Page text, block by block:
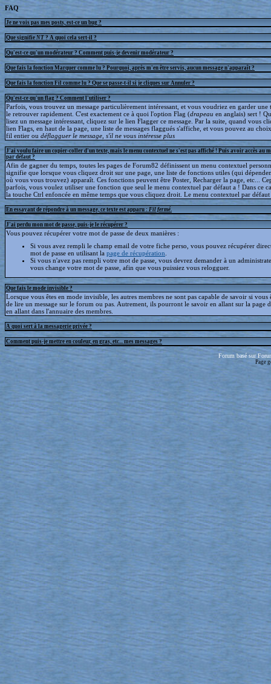
FAQ
Je ne vois pas mes posts, est-ce un bug ?
Que signifie NT ? A quoi cela sert-il ?
Qu'est-ce qu'un modérateur ? Comment puis-je devenir modérateur ?
Que fais la fonction Marquer comme lu ? Pourquoi, après m'en être servis, aucun message n'apparaît ?
Que fais la fonction Fil comme lu ? Que se passe-t-il si je cliques sur Annuler ?
Qu'est-ce qu'un flag ? Comment l'utiliser ?
Parfois, vous trouvez un message particulièrement intéressant, et vous voudriez en garder une
le retrouver rapidement. C'est exactement ce à quoi l'option Flag (drapeau en anglais) sert !
lisez un message intéressant, cliquez sur le lien Flagger ce message. Par la suite, quand vous
lien Flags, en haut de la page, une liste de messages flaggués s'affiche, et vous pouvez au
fil entier ou déflagguerle message, s'il ne vous intéresse plus
J'ai voulu faire un copier-coller d'un texte, mais le menu contextuel ne s'est pas affiché ! Puis avoir accès au
par défaut ?
Afin de gagner du temps, toutes les pages de Forum82 définissent un menu contextuel
signifie que lorsque vous cliquez droit sur une page, une liste de fonctions utiles (qui
où vous vous trouvez) apparaît. Ces fonctions peuvent être Poster, Recharger la page, etc...
parfois, vous voulez utiliser une fonction que seul le menu contextuel par défaut a ! Dans ce
la touche Ctrl enfoncée en même temps que vous cliquez droit. Le menu contextuel par
En essayant de répondre à un message, ce texte est apparu : Fil fermé
J'ai perdu mon mot de passe, puis-je le récupérer ?
Vous pouvez récupérer votre mot de passe de deux manières :
Si vous avez rempli le champ email de votre fiche perso, vous pouvez récupérer
mot de passe en utilisant la page de récupération
Si vous n'avez pas rempli votre mot de passe, vous devrez demander à un
vous change votre mot de passe, afin que vous puissiez vous relogguer.
Que fais le mode invisible ?
Lorsque vous êtes en mode invisible, les autres membres ne sont pas capable de savoir si vous
de lire un message sur le forum ou pas. Autrement, ils pourront le savoir en allant sur la page
en allant dans l'annuaire des membres.
A quoi sert à la messagerie privée ?
Comment puis-je mettre en couleur, en gras, etc... mes messages ?
Forum basé sur
Page